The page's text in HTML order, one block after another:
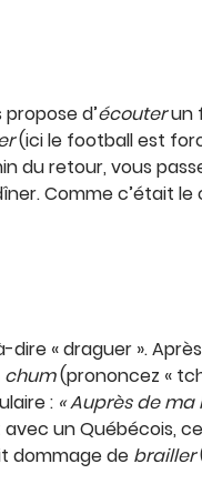
d’écouterun
(ici le football est
du retour, vous
Comme c’était
« draguer ».
chum(prononcez «
: « Auprès de ma
un Québécois,
dommage de brailler